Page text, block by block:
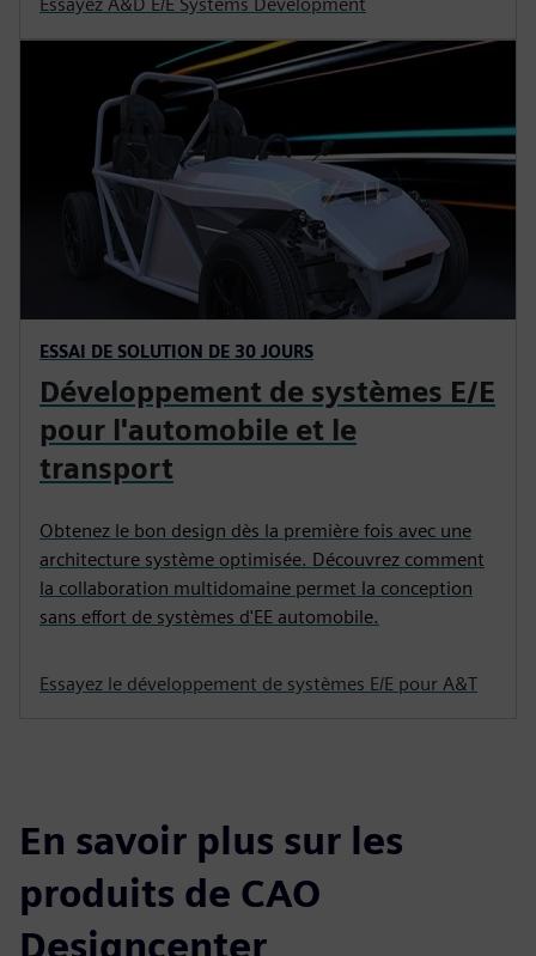
ESSAI DE SOLUTION DE 30 JOURS
Développement de systèmes E/E
pour l'automobile et le
transport
Obtenez le bon design dès la première fois avec une
architecture système optimisée. Découvrez comment
la collaboration multidomaine permet la conception
sans effort de systèmes d'EE automobile.
Essayez le développement de systèmes E/E pour A&T
En savoir plus sur les
produits de CAO
Designcenter